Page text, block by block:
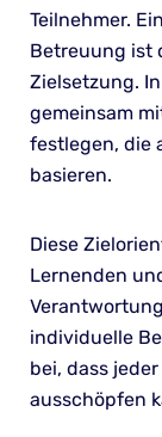
Teilnehmer.
Betreuung ist
Zielsetzung.
gemeinsam
festlegen, die
basieren.
Diese
Lernenden
individuelle
bei, dass
ausschöpfen